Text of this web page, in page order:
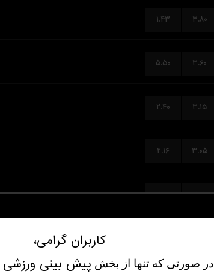
۱.۴۳ ۳.۸۰
۵.۵۰ ۳.۶۰
۲.۴۰ ۳.۱۵
۲.۱۶ ۳.۰۵
۳.۰۵ ۳.۳۰
کاربران گرامی،
در صورتی که تنها از بخش پیش‌ بینی ورزشی